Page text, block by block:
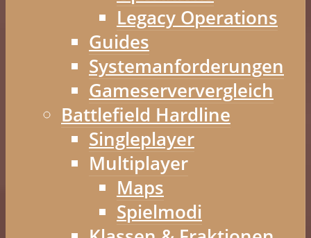
Legacy Operations
Guides
Systemanforderungen
Gameserververgleich
Battlefield Hardline
Singleplayer
Multiplayer
Maps
Spielmodi